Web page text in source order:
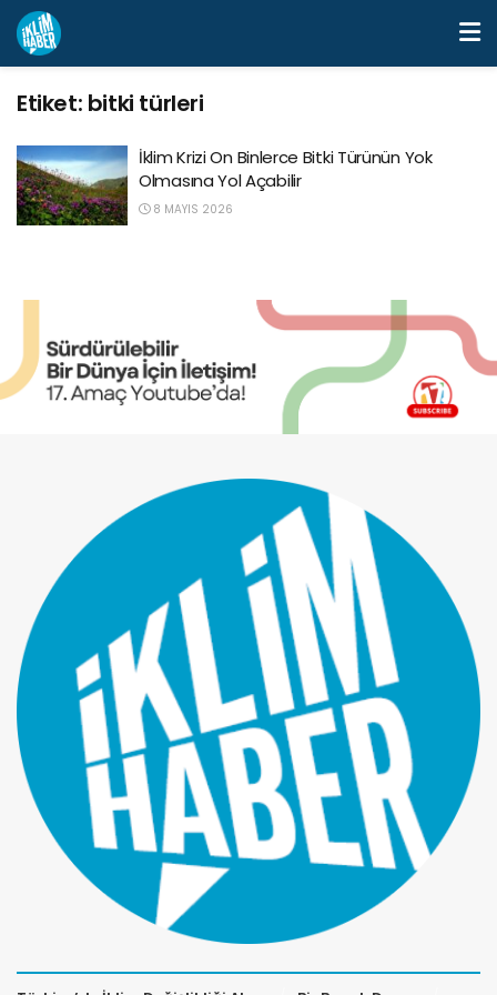
Etiket: bitki türleri
İklim Krizi On Binlerce Bitki Türünün Yok
Olmasına Yol Açabilir
8 MAYIS 2026